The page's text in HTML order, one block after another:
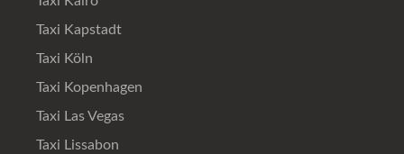
Taxi Kapstadt
Taxi Köln
Taxi Kopenhagen
Taxi Las Vegas
Taxi Lissabon